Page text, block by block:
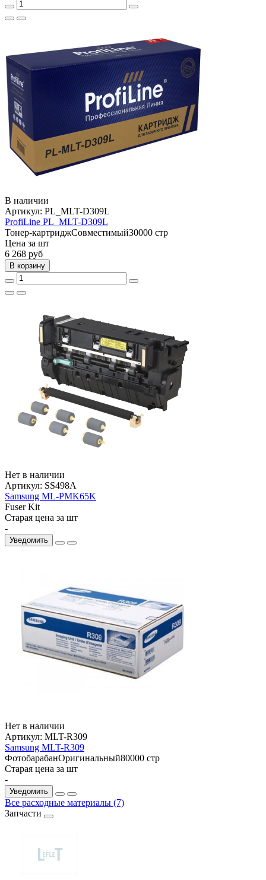
В наличии
Артикул: PL_MLT-D309L
ProfiLine PL_MLT-D309L
Тонер-картриджСовместимый30000 стр
Цена за шт
6 268 руб
В корзину
Нет в наличии
Артикул: SS498A
Samsung ML-PMK65K
Fuser Kit
Старая цена за шт
-
Уведомить
Нет в наличии
Артикул: MLT-R309
Samsung MLT-R309
ФотобарабанОригинальный80000 стр
Старая цена за шт
-
Уведомить
Все расходные материалы (7)
Запчасти